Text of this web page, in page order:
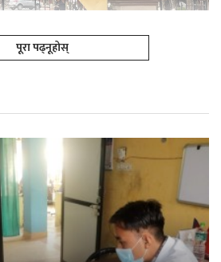
पूरा पढ्नूहोस्